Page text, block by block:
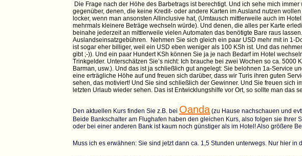
Die Frage nach der Höhe des Barbetrags ist berechtigt. Und ich sehe mich
gegenüber, denen, die keine Kredit- oder andere Karten im Ausland nutzen
locker, wenn man ansonsten Allinclusive hat, (Umtausch mittlerweile auch im
mehrmals kleinere Beträge wechseln würde). Und denen, die alles per Karte
beinahe jederzeit an mittlerweile vielen Automaten das benötigte Bare raus
Auslandseinsatzgebühren. Nehmen Sie sich gleich ein paar USD mehr mit in 1-
ist sogar eher billiger, weil ein USD eben weniger als 100 KSh ist. Und das
gibt ;-)). Und ein paar Hundert KSh können Sie ja je nach Bedarf im Hotel
Trinkgelder. Unterschätzen Sie’s nicht: Ich brauche bei zwei Wochen so ca.
Barman, usw.). Und das ist ja schließlich gut angelegt: Sie belohnen 1a-Service
eine erträgliche Höhe auf und freuen sich darüber, dass wir Turis ihren guten
sehen, das motiviert! Und Sie sind schließlich der Gewinner. Und Sie freuen sich
letzten Urlaub wieder sehen. Das ist Entwicklungshilfe vor Ort, so sollte man das
Den aktuellen Kurs finden Sie z.B. bei Oanda(zu Hause nachschauen und
Beide Bankschalter am Flughafen haben den gleichen Kurs, also folgen sie Ihrer
oder bei einer anderen Bank ist kaum noch günstiger als im Hotel! Also größere
Muss ich es erwähnen: Sie sind jetzt dann ca. 1,5 Stunden unterwegs. Nur hier in